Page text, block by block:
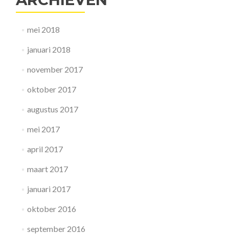
mei 2018
januari 2018
november 2017
oktober 2017
augustus 2017
mei 2017
april 2017
maart 2017
januari 2017
oktober 2016
september 2016